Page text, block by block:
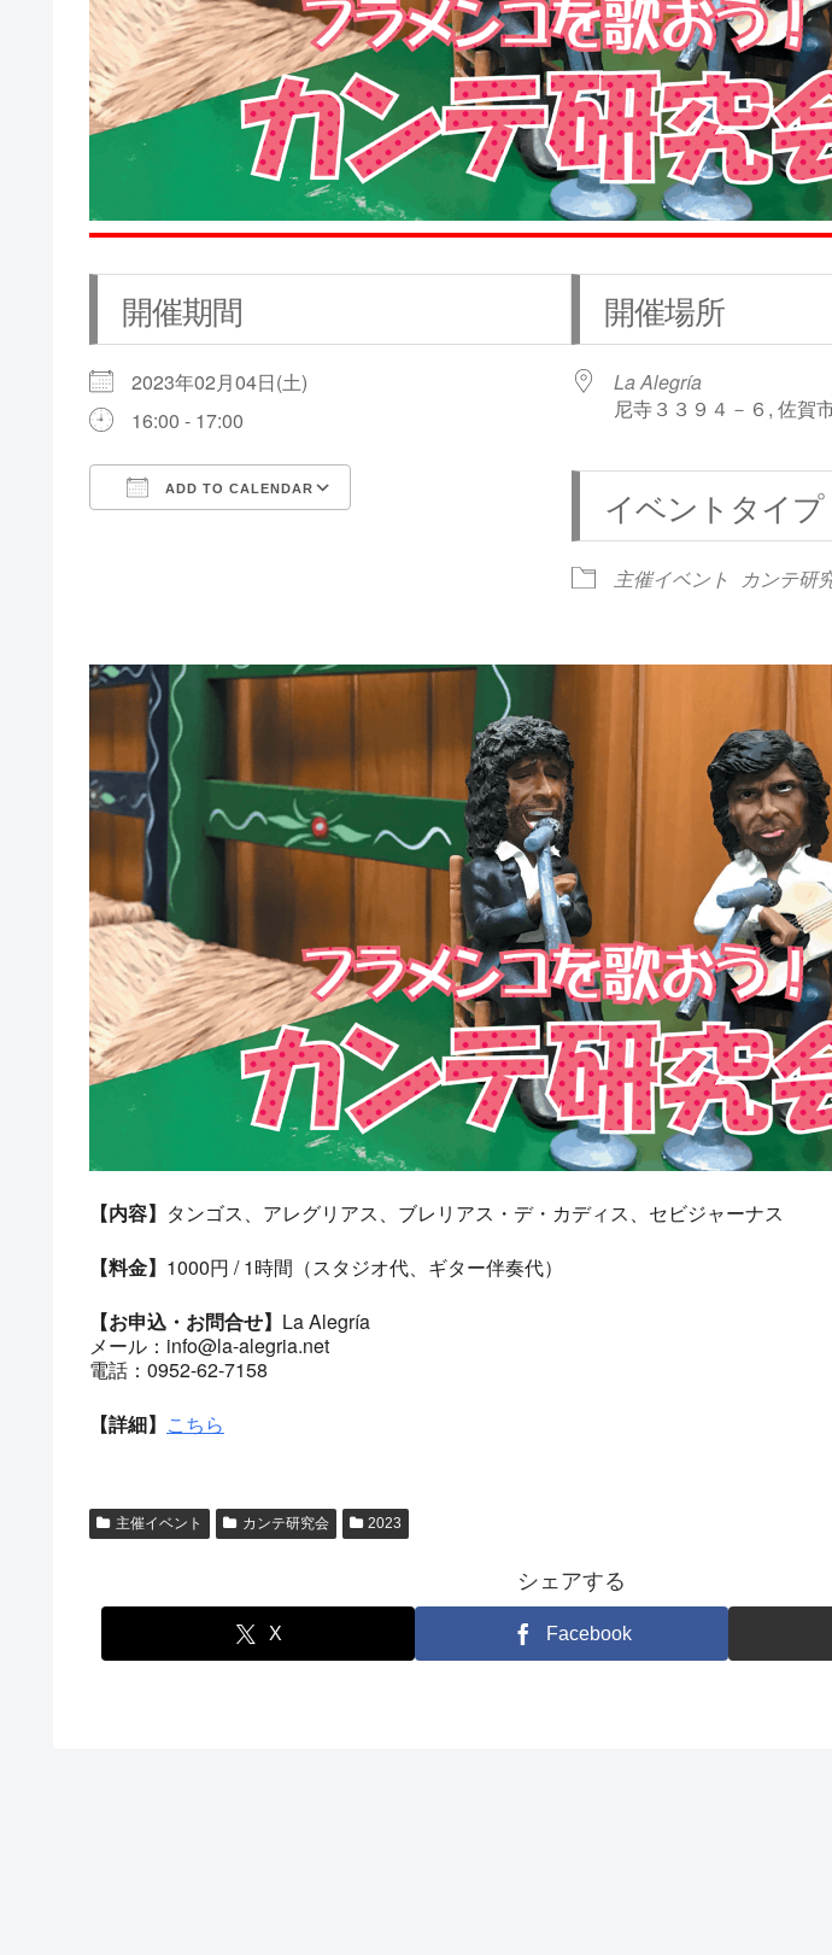
開催期間
2023年02月04日(土)
16:00 - 17:00
ADD TO CALENDAR
iCalendar
開催場所
La Alegría
尼寺３３９４－６, 佐賀
イベントタイプ
主催イベント カンテ研
【内容】 タンゴス、アレグリアス、ブレリアス・デ・カディス、セビジャーナス
【料金】 1000円 / 1時間（スタジオ代、ギター伴奏代）
【お申込・お問合せ】 La Alegría
メール：info@la-alegria.net
電話：0952-62-7158
【詳細】 こちら
主催イベント カンテ研究会 2023
シェアする
X Facebook